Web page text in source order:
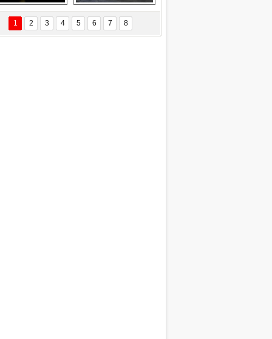
ÖZYANIK
Değişti?
Delta uçağına
yıldırım çarptı
Ford Focus RS
(2015)
1 2 3 4 5 6 7 8